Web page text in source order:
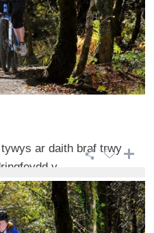
ar daith braf trwy
y ...